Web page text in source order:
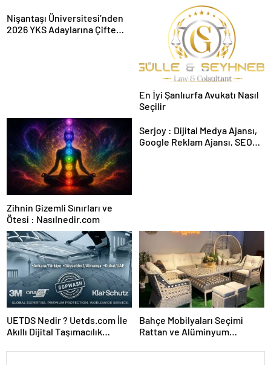
Nişantaşı Üniversitesi’nden
2026 YKS Adaylarına Çifte
En İyi Şanlıurfa Avukatı Nasıl
Seçilir
Zihnin Gizemli Sınırları ve
Ötesi : Nasılnedir.com
Serjoy : Dijital Medya Ajansı,
Google Reklam Ajansı, SEO
UETDS Nedir ? Uetds.com İle
Akıllı Dijital Taşımacılık
Bahçe Mobilyaları Seçimi
Rattan ve Alüminyum